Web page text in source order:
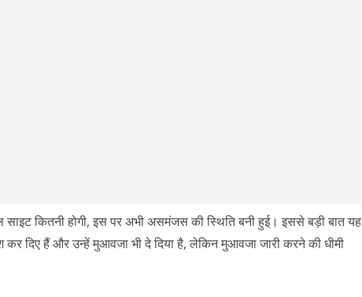
कितनी होगी, इस पर अभी असमंजस की स्थिति बनी हुई। इससे बड़ी बात यह
दिए हैं और उन्हें मुआवजा भी दे दिया है, लेकिन मुआवजा जारी करने की धीमी